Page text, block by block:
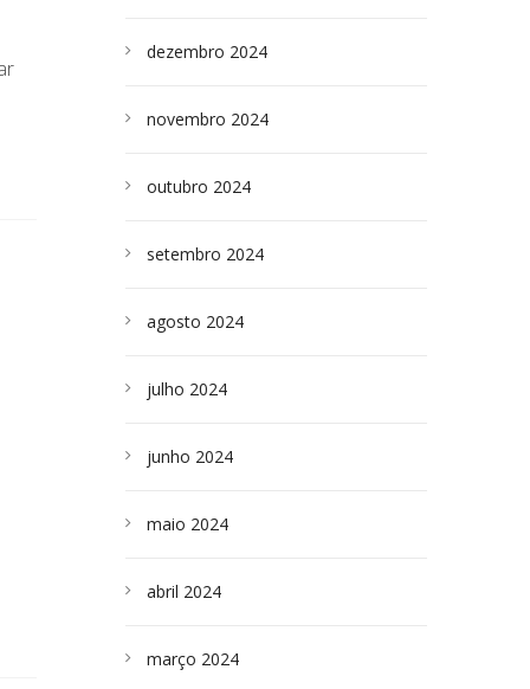
dezembro 2024
novembro 2024
outubro 2024
setembro 2024
agosto 2024
julho 2024
junho 2024
maio 2024
abril 2024
março 2024